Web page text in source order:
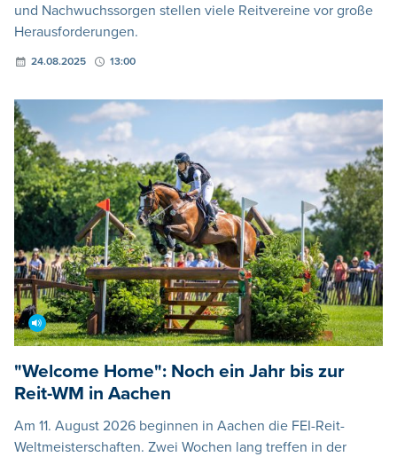
und Nachwuchssorgen stellen viele Reitvereine vor große
Herausforderungen.
24.08.2025 13:00
"Welcome Home": Noch ein Jahr bis zur
Reit-WM in Aachen
Am 11. August 2026 beginnen in Aachen die FEI-Reit-
Weltmeisterschaften. Zwei Wochen lang treffen in der